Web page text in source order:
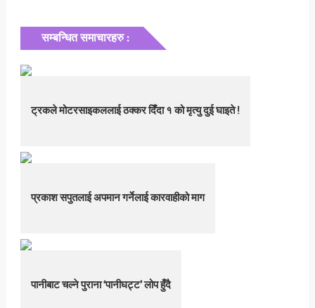
सम्बन्धित समाचारहरु :
ट्रकले मोटरसाइकललाई ठक्कर दिँदा १ को मृत्यु दुई घाइते !
प्रकाश सपुतलाई अपमान गर्नेलाई कारवाहीको माग
पानीबाट चल्ने पुराना ‘पानीघट्ट’ लोप हुँदै